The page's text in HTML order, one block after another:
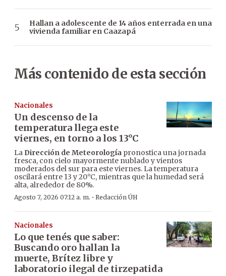
Hallan a adolescente de 14 años enterrada en una
vivienda familiar en Caazapá
Más contenido de esta sección
Nacionales
Un descenso de la
temperatura llega este
viernes, en torno a los 13°C
La Dirección de Meteorología pronostica una jornada
fresca, con cielo mayormente nublado y vientos
moderados del sur para este viernes. La temperatura
oscilará entre 13 y 20°C, mientras que la humedad será
alta, alrededor de 80%.
Agosto 7, 2026 07:12 a. m. · Redacción ÚH
Nacionales
Lo que tenés que saber:
Buscando oro hallan la
muerte, Brítez libre y
laboratorio ilegal de tirzepatida